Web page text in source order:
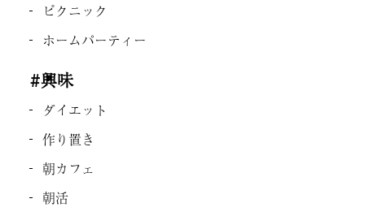
ピクニック
ホームパーティー
#興味
ダイエット
作り置き
朝カフェ
朝活